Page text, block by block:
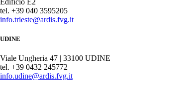
tel. +39 040 3595205
info.trieste@ardis.fvg.it
UDINE
Viale Ungheria 47 | 33100 UDINE
tel. +39 0432 245772
info.udine@ardis.fvg.it